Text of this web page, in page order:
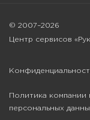
© 2007–2026
Центр сервисов
Политика
персональных